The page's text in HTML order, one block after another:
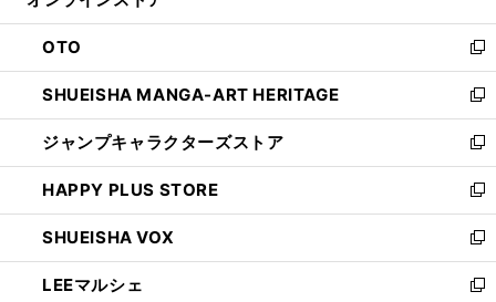
ウ
で
開
く
ン
ド
ウ
で
開
く
OTO
新
し
い
ウ
ィ
ン
ド
ウ
で
開
く
SHUEISHA MANGA-ART HERITAGE
新
し
い
ウ
ィ
ン
ド
ウ
で
ジャンプキャラクターズストア
新
し
い
ウ
ィ
ン
ド
HAPPY PLUS STORE
新
し
い
ウ
ィ
SHUEISHA VOX
新
し
い
LEEマルシェ
新